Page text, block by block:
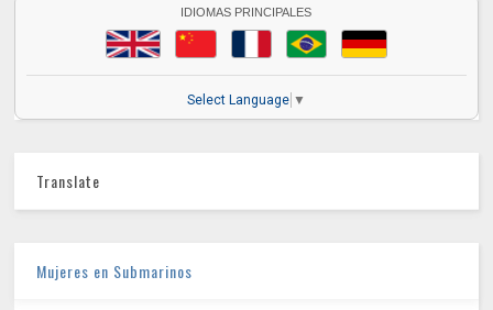
IDIOMAS PRINCIPALES
Select Language ▼
Translate
Mujeres en Submarinos